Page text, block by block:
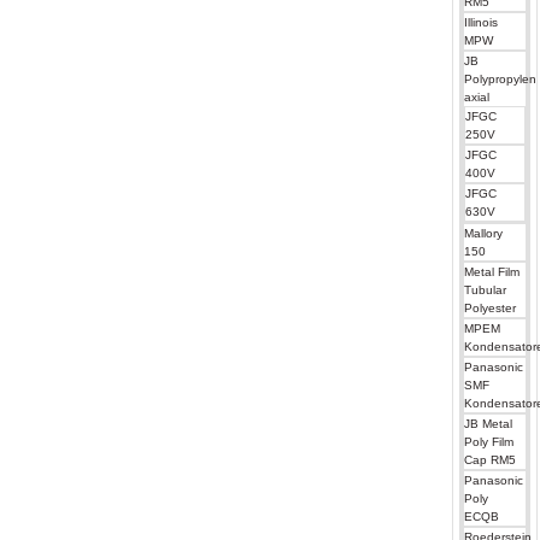
Illinois
MPW
JB
Polypropylen
axial
JFGC
250V
JFGC
400V
JFGC
630V
Mallory
150
Metal Film
Tubular
Polyester
MPEM
Panasonic
SMF
JB Metal
Poly Film
Cap RM5
Panasonic
Poly
ECQB
Roederstein